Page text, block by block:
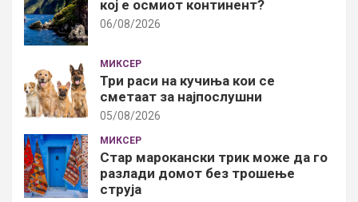
кој е осмиот континент?
06/08/2026
МИКСЕР
Три раси на кучиња кои се
сметаат за најпослушни
05/08/2026
МИКСЕР
Стар марокански трик може да го
разлади домот без трошење
струја